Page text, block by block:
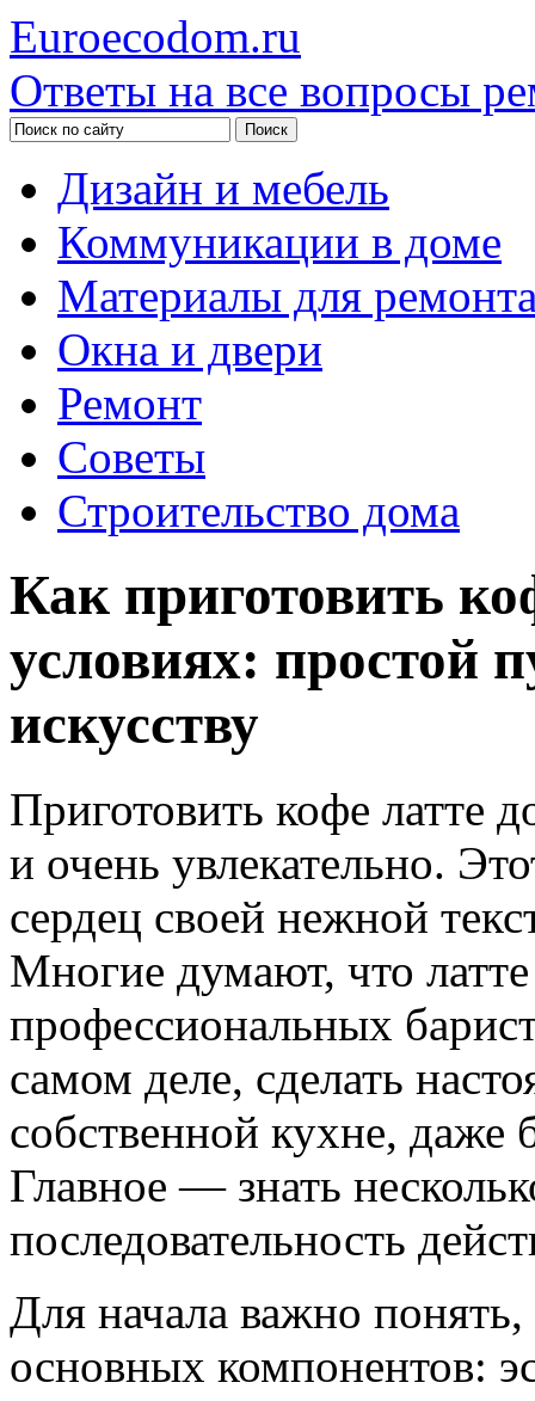
Euroecodom.ru
Ответы на все вопросы
Дизайн и мебель
Коммуникации в доме
Материалы для
Окна и двери
Ремонт
Советы
Строительство дома
Как приготовить
условиях: простой
искусству
Приготовить кофе латте
и очень увлекательно.
сердец своей нежной
Многие думают, что
профессиональных
самом деле, сделать
собственной кухне, даже
Главное — знать
последовательность
Для начала важно понять,
основных компонентов: